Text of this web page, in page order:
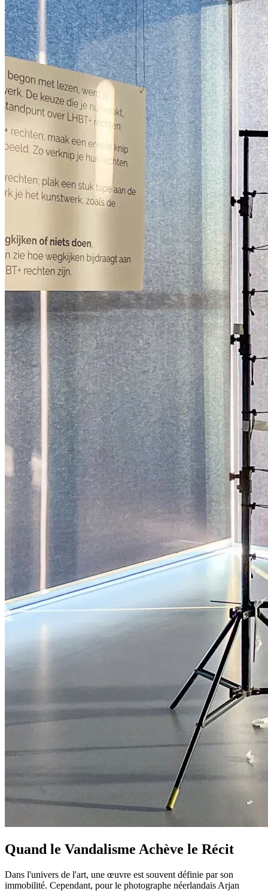
Quand le Vandalisme Achève le Récit
Dans l'univers de l'art, une œuvre est souvent définie par son
immobilité. Cependant, pour le photographe néerlandais Arjan